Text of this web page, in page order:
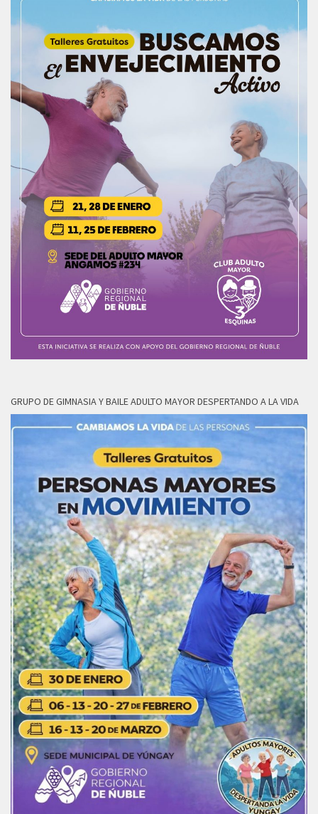
GRUPO DE GIMNASIA Y BAILE ADULTO MAYOR DESPERTANDO A LA VIDA